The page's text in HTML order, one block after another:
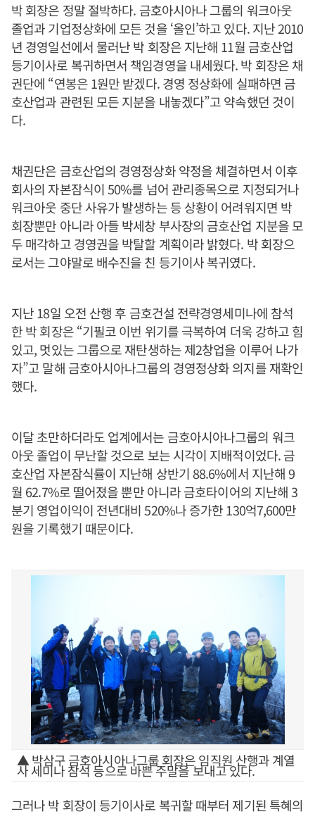
박 회장은 정말 절박하다. 금호아시아나 그룹의 워크아웃
졸업과 기업정상화에 모든 것을 ‘올인’하고 있다. 지난 2010
년 경영일선에서 물러난 박 회장은 지난해 11월 금호산업
등기이사로 복귀하면서 책임경영을 내세웠다. 박 회장은 채
권단에 “연봉은 1원만 받겠다. 경영 정상화에 실패하면 금
호산업과 관련된 모든 지분을 내놓겠다”고 약속했던 것이
다.
채권단은 금호산업의 경영정상화 약정을 체결하면서 이후
회사의 자본잠식이 50%를 넘어 관리종목으로 지정되거나
워크아웃 중단 사유가 발생하는 등 상황이 어려워지면 박
회장뿐만 아니라 아들 박세창 부사장의 금호산업 지분을 모
두 매각하고 경영권을 박탈할 계획이라 밝혔다. 박 회장으
로서는 그야말로 배수진을 친 등기이사 복귀였다.
지난 18일 오전 산행 후 금호건설 전략경영세미나에 참석
한 박 회장은 “기필코 이번 위기를 극복하여 더욱 강하고 힘
있고, 멋있는 그룹으로 재탄생하는 제2창업을 이루어 나가
자”고 말해 금호아시아나그룹의 경영정상화 의지를 재확인
했다.
이달 초만하더라도 업계에서는 금호아시아나그룹의 워크
아웃 졸업이 무난할 것으로 보는 시각이 지배적이었다. 금
호산업 자본잠식률이 지난해 상반기 88.6%에서 지난해 9
월 62.7%로 떨어졌을 뿐만 아니라 금호타이어의 지난해 3
분기 영업이익이 전년대비 520%나 증가한 130억7,600만
원을 기록했기 때문이다.
▲ 박삼구 금호아시아나그룹 회장은 임직원 산행과 계열
사 세미나 참석 등으로 바쁜 주말을 보내고 있다.
그러나 박 회장이 등기이사로 복귀할 때부터 제기된 특혜의